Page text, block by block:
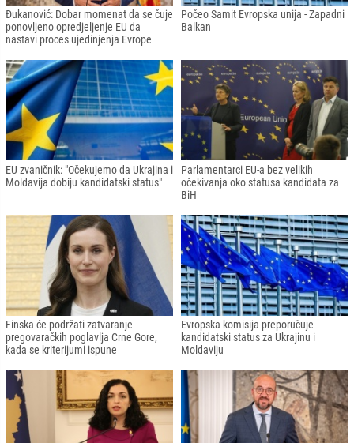
Dodik: "Molim Boga da ponovo dođe
Trump"
Vučić: "EU je pokazala da možete
dobiti status kandidata a da niste
ništa uradili"
Scholz: Njemačka će nastaviti
podržavati države Zapadnog Balkana
Lavrov: EU i NATO okupljaju koaliciju
za rat s Rusijom
Bugarski parlament ukinuo veto
Sjevernoj Makedoniji
Milanović: "BiH je Švicarska za
Ukrajinu"
Džaferović: "Veza između EU i BiH će
Džaferović: Ako će Ukrajina i Moldavija
dobiti kandidatski status, onda treba i
BiH
Vučić o mogućem statusu kandidata
za BiH: Mi smo uvijek za napredak
svih balkanskih zemalja na evropskom
putu
Đukanović: Dobar momenat da se čuje
ponovljeno opredjeljenje EU da
Počeo Samit Evropska unija - Zapadni
Balkan